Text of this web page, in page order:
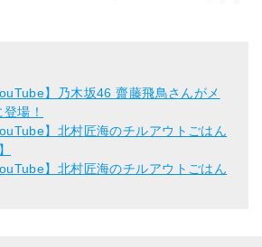
】乃木坂46 齋藤飛鳥さんがメ
場！
】北村匠海のチルアウトごはん
】北村匠海のチルアウトごはん